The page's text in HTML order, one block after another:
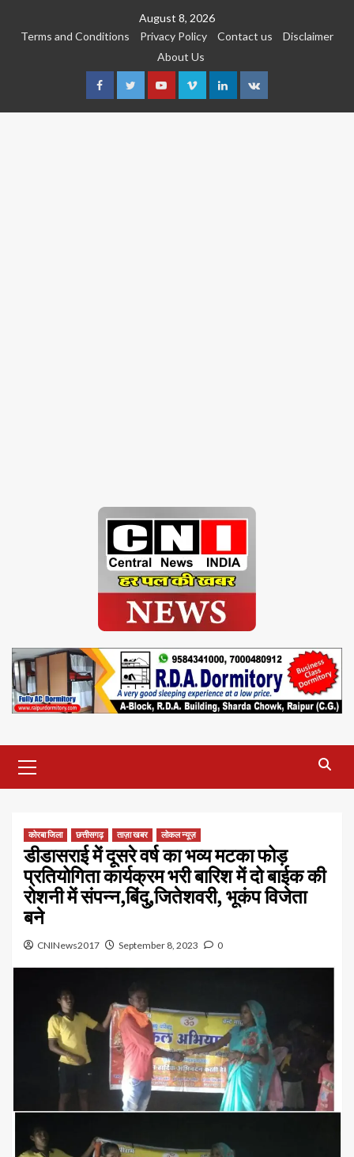
August 8, 2026
Terms and Conditions
Privacy Policy Contact us
Disclaimer
About Us
FacebookTwitterYoutubeVimeoLinkedin
VK
Menu
कोरबा जिला छत्तीसगढ़ ताज़ा खबर लोकल न्यूज़
डीडासराई में दूसरे वर्ष का भव्य मटका फोड़
प्रतियोगिता कार्यक्रम भरी बारिश में दो बाईक की
रोशनी में संपन्न,बिंदु,जितेशवरी, भूकंप विजेता
बने
CNINews2017 September 8, 2023 0